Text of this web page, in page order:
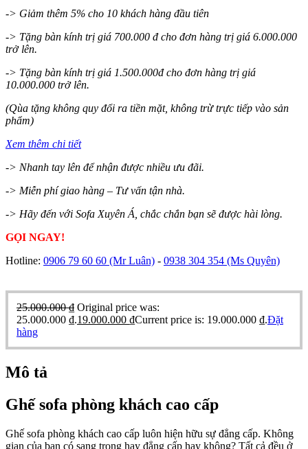
-> Giảm thêm 5% cho 10 khách hàng đầu tiên
-> Tặng bàn kính trị giá 700.000 đ cho đơn hàng trị giá 6.000.000
trở lên.
-> Tặng bàn kính trị giá 1.500.000đ cho đơn hàng trị giá
10.000.000 trở lên.
(Qùa tặng không quy đổi ra tiền mặt, không trừ trực tiếp vào sản
phẩm)
Xem thêm chi tiết
-> Nhanh tay lên để nhận được nhiều ưu đãi.
-> Miễn phí giao hàng – Tư vấn tận nhà.
-> Hãy đến với Sofa Xuyên Á, chắc chắn bạn sẽ được hài lòng.
GỌI NGAY!
Hotline: 0906 79 60 60 (Mr Luân) - 0938 304 354 (Ms Quyên)
25.000.000₫ Original price was:
25.000.000 ₫.19.000.000 ₫Current price is: 19.000.000 ₫.Đặt
hàng
Mô tả
Ghế sofa phòng khách cao cấp
Ghế sofa phòng khách cao cấp luôn hiện hữu sự đẳng cấp. Không
gian của bạn có sang trọng hay đẳng cấp hay không? Tất cả đều ở